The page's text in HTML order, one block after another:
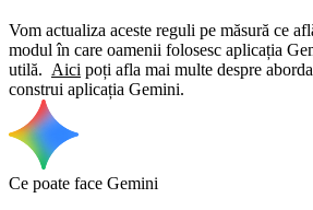
Vom actualiza aceste reguli pe măsură ce
modul în care oamenii folosesc aplicația
utilă. Aici poți afla mai multe despre
construi aplicația Gemini.
Ce poate face Gemini